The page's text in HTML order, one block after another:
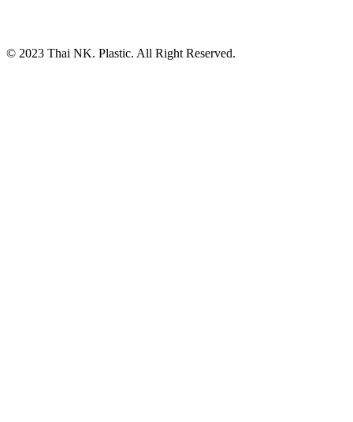
© 2023 Thai NK. Plastic. All Right Reserved.